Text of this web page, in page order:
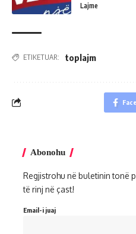
Lajme
ETIKETUAR: toplajm
Abonohu
Regjistrohu në buletinin tonë
të rinj në çast!
Email-i juaj